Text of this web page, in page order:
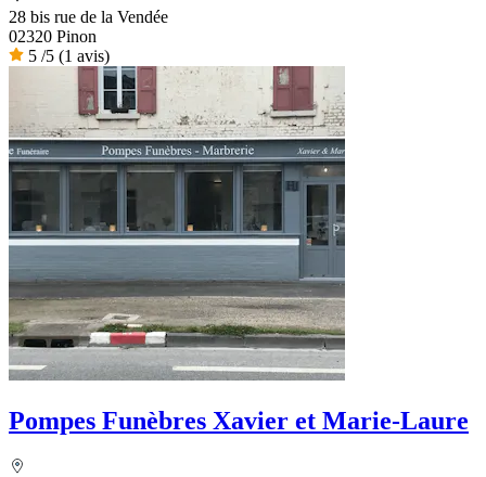
28 bis rue de la Vendée
02320 Pinon
5 /5 (1 avis)
Pompes Funèbres Xavier et Marie-Laure